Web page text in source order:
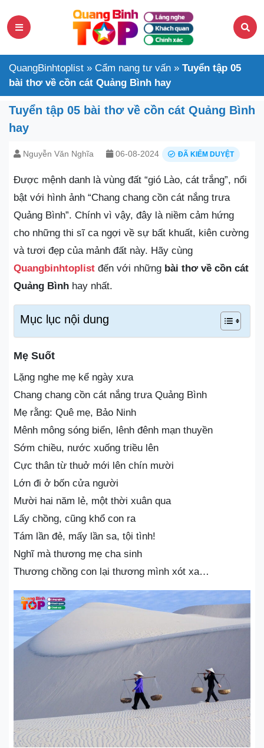
QuangBinhtoplist » Cẩm nang tư vấn » Tuyển tập 05
bài thơ về cồn cát Quảng Bình hay
Tuyển tập 05 bài thơ về cồn cát Quảng Bình
hay
Nguyễn Văn Nghĩa 06-08-2024 ĐÃ KIỂM DUYỆT
Được mệnh danh là vùng đất “gió Lào, cát trắng”, nổi
bật với hình ảnh “Chang chang cồn cát nắng trưa
Quảng Bình”. Chính vì vậy, đây là niềm cảm hứng
cho những thi sĩ ca ngợi về sự bất khuất, kiên cường
và tươi đẹp của mảnh đất này. Hãy cùng
Quangbinhtoplist đến với những bài thơ về cồn cát
Quảng Bình hay nhất.
Mục lục nội dung
Mẹ Suốt
Lặng nghe mẹ kể ngày xưa
Chang chang cồn cát nắng trưa Quảng Bình
Mẹ rằng: Quê mẹ, Bảo Ninh
Mênh mông sóng biển, lênh đênh mạn thuyền
Sớm chiều, nước xuống triều lên
Cực thân từ thuở mới lên chín mười
Lớn đi ở bốn cửa người
Mười hai năm lẻ, một thời xuân qua
Lấy chồng, cũng khổ con ra
Tám lần đẻ, mấy lần sa, tội tình!
Nghĩ mà thương mẹ cha sinh
Thương chồng con lại thương mình xót xa…